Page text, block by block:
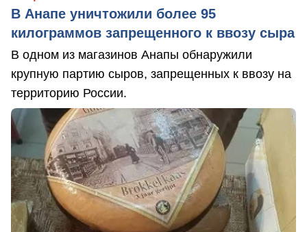
В Анапе уничтожили более 95
килограммов запрещенного к ввозу сыра
В одном из магазинов Анапы обнаружили
крупную партию сыров, запрещенных к ввозу на
территорию России.